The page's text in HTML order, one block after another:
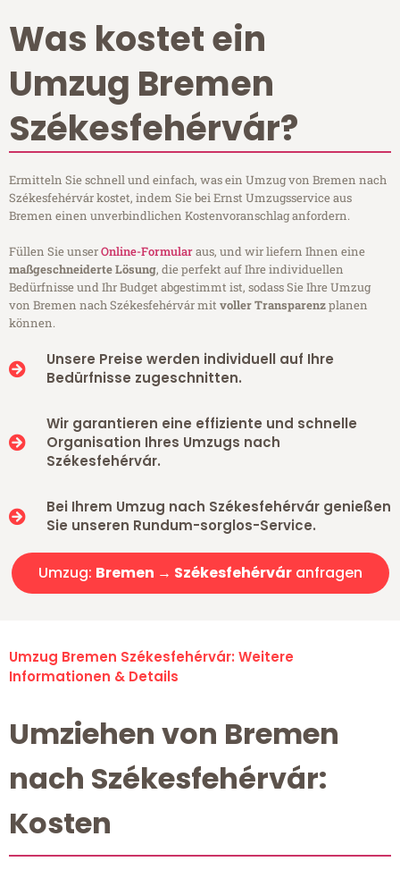
Was kostet ein
Umzug Bremen
Székesfehérvár?
Ermitteln Sie schnell und einfach, was ein Umzug von Bremen nach
Székesfehérvár kostet, indem Sie bei Ernst Umzugsservice aus
Bremen einen unverbindlichen Kostenvoranschlag anfordern.
Füllen Sie unserOnline-Formularaus, und wir liefern Ihnen eine
maßgeschneiderte Lösung, die perfekt auf Ihre individuellen
Bedürfnisse und Ihr Budget abgestimmt ist, sodass Sie Ihre Umzug
von Bremen nach Székesfehérvár mitvoller Transparenzplanen
können.
Unsere Preise werden individuell auf Ihre
Bedürfnisse zugeschnitten.
Wir garantieren eine effiziente und schnelle
Organisation Ihres Umzugs nach
Székesfehérvár.
Bei Ihrem Umzug nach Székesfehérvár genießen
Sie unseren Rundum-sorglos-Service.
Umzug: Bremen → Székesfehérváranfragen
Umzug Bremen Székesfehérvár: Weitere
Informationen & Details
Umziehen von Bremen
nach Székesfehérvár:
Kosten